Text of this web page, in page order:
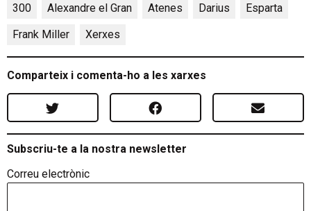
300 Alexandre el Gran Atenes Darius Esparta
Frank Miller
Xerxes
Comparteix i comenta-ho a les xarxes
Subscriu-te a la nostra newsletter
Correu electrònic